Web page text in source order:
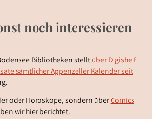
noch interessieren
Bibliotheken stelltüber Digishelf
sämtlicher Appenzeller Kalender seit
oder Horoskope, sondern überComics
wir hier berichtet.